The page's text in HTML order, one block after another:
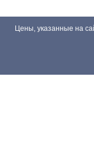
Цены, указанные на